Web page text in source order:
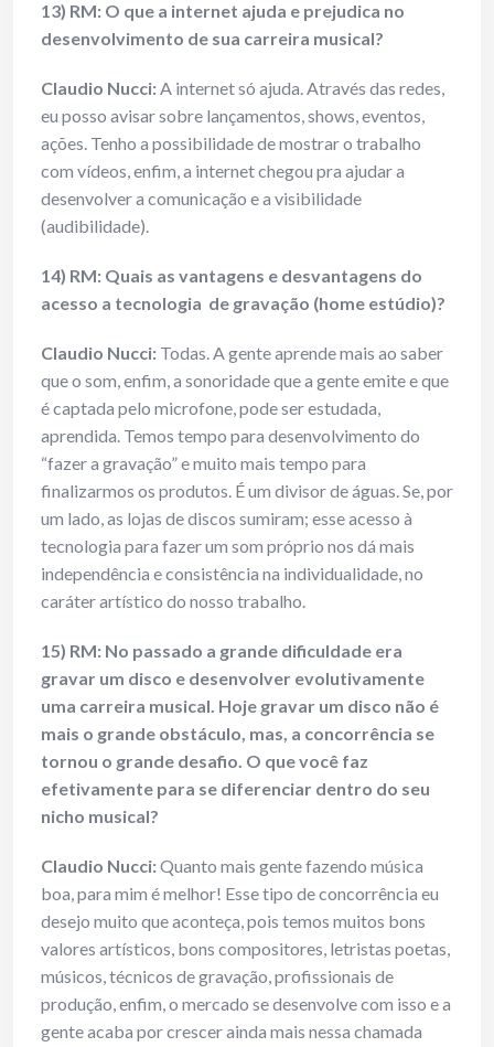
13) RM: O que a internet ajuda e prejudica no
desenvolvimento de sua carreira musical?
Claudio Nucci:A internet só ajuda. Através das redes,
eu posso avisar sobre lançamentos, shows, eventos,
ações. Tenho a possibilidade de mostrar o trabalho
com vídeos, enfim, a internet chegou pra ajudar a
desenvolver a comunicação e a visibilidade
(audibilidade).
14) RM: Quais as vantagens e desvantagens do
acesso a tecnologia de gravação (home estúdio)?
Claudio Nucci: Todas. A gente aprende mais ao saber
que o som, enfim, a sonoridade que a gente emite e que
é captada pelo microfone, pode ser estudada,
aprendida. Temos tempo para desenvolvimento do
“fazer a gravação” e muito mais tempo para
finalizarmos os produtos. É um divisor de águas. Se, por
um lado, as lojas de discos sumiram; esse acesso à
tecnologia para fazer um som próprio nos dá mais
independência e consistência na individualidade, no
caráter artístico do nosso trabalho.
15) RM: No passado a grande dificuldade era
gravar um disco e desenvolver evolutivamente
uma carreira musical. Hoje gravar um disco não é
mais o grande obstáculo, mas, a concorrência se
tornou o grande desafio. O que você faz
efetivamente para se diferenciar dentro do seu
nicho musical?
Claudio Nucci:Quanto mais gente fazendo música
boa, para mim é melhor! Esse tipo de concorrência eu
desejo muito que aconteça, pois temos muitos bons
valores artísticos, bons compositores, letristas poetas,
músicos, técnicos de gravação, profissionais de
produção, enfim, o mercado se desenvolve com isso e a
gente acaba por crescer ainda mais nessa chamada